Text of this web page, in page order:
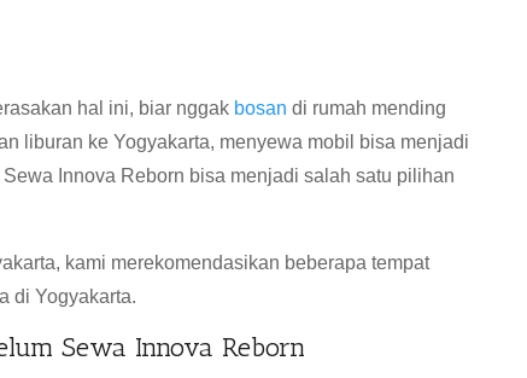
hal ini, biar nggak bosan di rumah mending
liburan ke Yogyakarta, menyewa mobil bisa menjadi
Innova Reborn bisa menjadi salah satu pilihan
kami merekomendasikan beberapa tempat
di Yogyakarta.
Sewa Innova Reborn